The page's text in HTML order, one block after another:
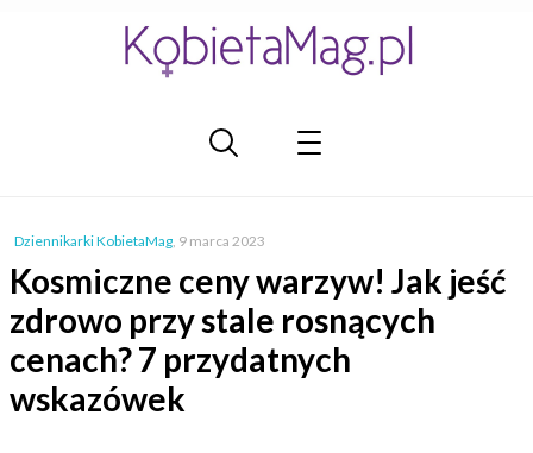
Dziennikarki KobietaMag, 9 marca 2023
Kosmiczne ceny warzyw! Jak jeść
zdrowo przy stale rosnących
cenach? 7 przydatnych
wskazówek